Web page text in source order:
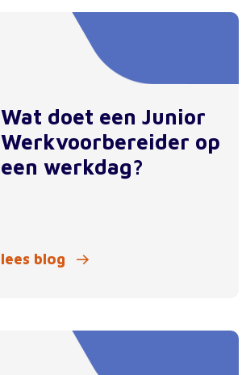
Wat doet een Junior
Werkvoorbereider op
een werkdag?
lees blog